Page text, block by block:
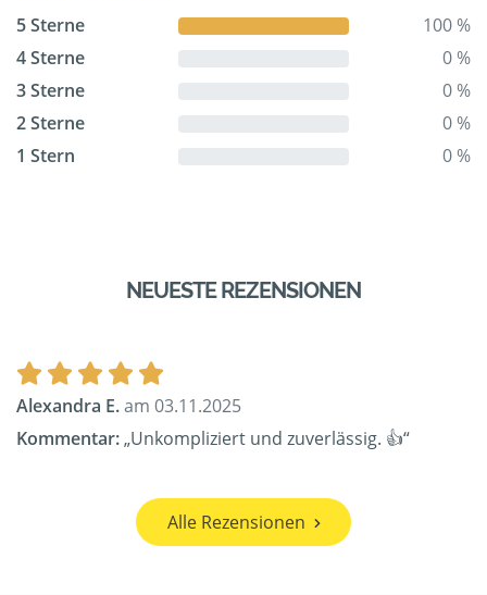
5 Sterne
100 %
4 Sterne
0 %
3 Sterne
0 %
2 Sterne
0 %
1 Stern
0 %
NEUESTE REZENSIONEN
Alexandra E.am 03.11.2025
Kommentar:„Unkompliziert und zuverlässig. 👍“
Alle Rezensionen